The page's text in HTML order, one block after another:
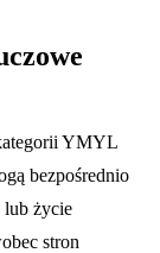
YMYL
bezpośrednio
lub życie
stron